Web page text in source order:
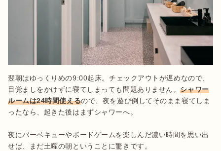
翌朝はゆっくりめの9:00起床。チェックアウトが遅めなので、
目覚ましをかけずに寝てしまっても問題ありません。シャワー
ルームは24時間使えるので、夜を遊び倒してそのまま寝てしま
ったなら、起きた後はまずシャワーへ。
夜にバーベキューやボードゲームを楽しんだ濃い時間を思い出
せば、まだ土曜の朝ということに驚きです。